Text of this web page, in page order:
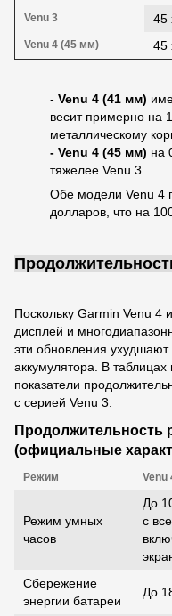
Venu 3 45
Venu 4 (45 мм) 45
- Venu 4 (41 мм)
весит примерно на
металлическому
- Venu 4 (45 мм) на
тяжелее Venu 3.
Обе модели Venu 4
долларов, что на
Поскольку Garmin Venu 4
дисплей и
эти обновления
аккумулятора. В
показатели
с серией Venu 3.
Продолжительность
(официальные
Режим Venu
Режим умных
часов
До
с
Сбережение
энергии батареи
До